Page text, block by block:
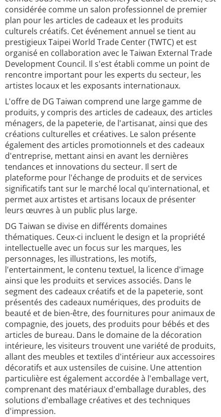
considérée comme un salon professionnel de premier
plan pour les articles de cadeaux et les produits
culturels créatifs. Cet événement annuel se tient au
prestigieux Taipei World Trade Center (TWTC) et est
organisé en collaboration avec le Taiwan External Trade
Development Council. Il s'est établi comme un point de
rencontre important pour les experts du secteur, les
artistes locaux et les exposants internationaux.
L'offre de DG Taiwan comprend une large gamme de
produits, y compris des articles de cadeaux, des articles
ménagers, de la papeterie, de l'artisanat, ainsi que des
créations culturelles et créatives. Le salon présente
également des articles promotionnels et des cadeaux
d'entreprise, mettant ainsi en avant les dernières
tendances et innovations du secteur. Il sert de
plateforme pour l'échange de produits et de services
significatifs tant sur le marché local qu'international, et
permet aux artistes et artisans locaux de présenter
leurs œuvres à un public plus large.
DG Taiwan se divise en différents domaines
thématiques. Ceux-ci incluent le design et la propriété
intellectuelle avec un focus sur les marques, les
personnages, les illustrations, les motifs,
l'entertainment, le contenu textuel, la licence d'image
ainsi que les produits et services associés. Dans le
segment des cadeaux créatifs et de la papeterie, sont
présentés des cadeaux numériques, des produits de
beauté et de bien-être, des fournitures pour animaux de
compagnie, des jouets, des produits pour bébés et des
articles de bureau. Dans le domaine de la décoration
intérieure, les visiteurs trouvent une variété de produits,
allant des meubles et textiles d'intérieur aux accessoires
décoratifs et aux ustensiles de cuisine. Une attention
particulière est également accordée à l'emballage vert,
comprenant des matériaux d'emballage durables, des
solutions d'emballage créatives et des techniques
d'impression.